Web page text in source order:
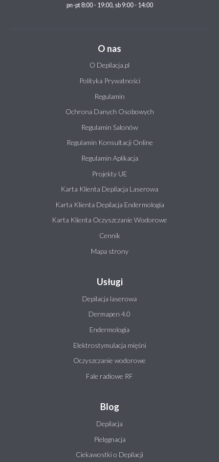
pn-pt 8:00 - 19:00, sb 9:00 - 14:00
O nas
O Depilacja.pl
Polityka Prywatności
Regulamin
Ochrona Danych Osobowych
Regulamin Salonów
Regulamin Konsultacji Online
Regulamin Aplikacja
Projekty UE
Karta Klienta Depilacja Laserowa
Karta Klienta Depilacja Endermologia
Karta Klienta Oczyszczanie Wodorowe
Cennik
Mapa strony
Usługi
Depilacja laserowa
Dermapen 4.0
Endermologia
Elektrostymulacja mięśni
Oczyszczanie wodorowe
Fale radiowe RF
Blog
Depilacja
Pielęgnacja
Ciekawostki o Depilacji